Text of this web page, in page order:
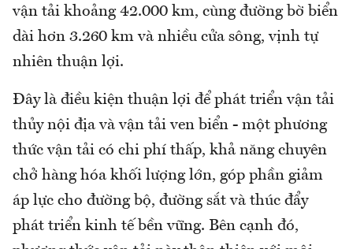
vận tải khoảng 42.000 km, cùng đường bờ biển
dài hơn 3.260 km và nhiều cửa sông, vịnh tự
nhiên thuận lợi.
Đây là điều kiện thuận lợi để phát triển vận tải
thủy nội địa và vận tải ven biển - một phương
thức vận tải có chi phí thấp, khả năng chuyên
chở hàng hóa khối lượng lớn, góp phần giảm
áp lực cho đường bộ, đường sắt và thúc đẩy
phát triển kinh tế bền vững. Bên cạnh đó,